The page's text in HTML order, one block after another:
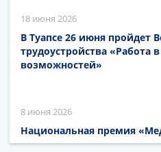
18 июня 2026
В Туапсе 26 июня пройдет
трудоустройства «Работа
возможностей»
8 июня 2026
Национальная премия